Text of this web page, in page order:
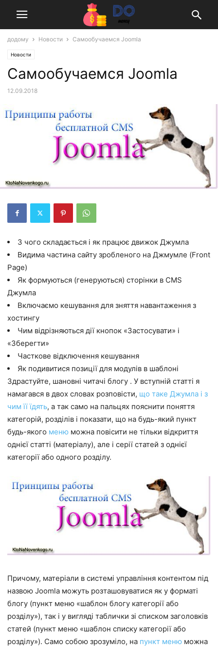
додому Новости Самообучаемся Joomla
Новости
Самообучаемся Joomla
12.09.2018
З чого складається і як працює движок Джумла
Видима частина сайту зробленого на Джмумле (Front
Page)
Як формуються (генеруються) сторінки в CMS
Джумла
Включаємо кешування для зняття навантаження з
хостингу
Чим відрізняються дії кнопок «Застосувати» і
«Зберегти»
Часткове відключення кешування
Як подивитися позиції для модулів в шаблоні
Здрастуйте, шановні читачі блогу . У вступній статті я
намагався в двох словах розповісти, що таке Джумла і з
чим її їдять, а так само на пальцях пояснити поняття
категорій, розділів і показати, що на будь-який пункт
будь-якого меню можна повісити не тільки відкриття
однієї статті (матеріалу), але і серії статей з однієї
категорії або одного розділу.
Причому, матеріали в системі управління контентом під
назвою Joomla можуть розташовуватися як у форматі
блогу (пункт меню «шаблон блогу категорії або
розділу»), так і у вигляді таблички зі списком заголовків
статей (пункт меню «шаблон списку категорії або
розділу»). Само собою зрозуміло, на пункт меню можна